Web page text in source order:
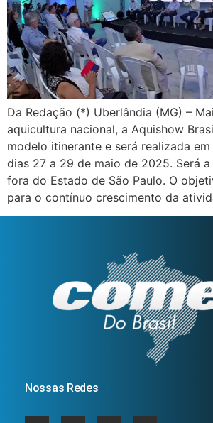
Da Redação (*) Uberlândia (MG) –
aquicultura nacional, a Aquishow
modelo itinerante e será realizada
dias 27 a 29 de maio de 2025. Será
fora do Estado de São Paulo. O
para o contínuo crescimento da
Nossas Redes